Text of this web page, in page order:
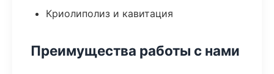
Криолиполиз и кавитация
Преимущества работы с нами